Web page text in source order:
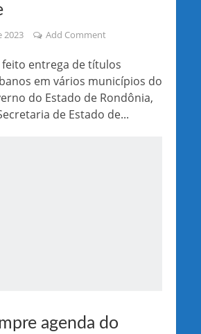
2023 Add Comment
entrega de títulos
em vários municípios do
do Estado de Rondônia,
de Estado de...
agenda do